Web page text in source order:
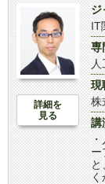
詳細を
見る
ジ
IT
専
現
株
講
ー